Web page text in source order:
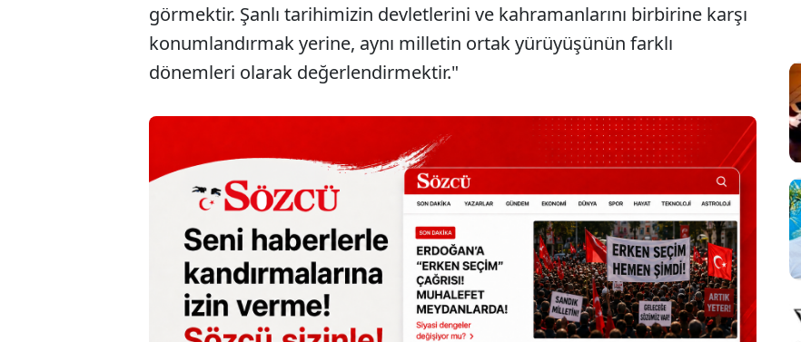
görmektir. Şanlı tarihimizin devletlerini ve kahramanlarını birbirine karşı
konumlandırmak yerine, aynı milletin ortak yürüyüşünün farklı
dönemleri olarak değerlendirmektir."